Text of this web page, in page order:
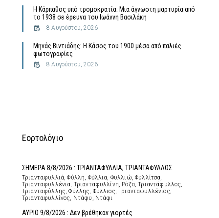
Η Κάρπαθος υπό τρομοκρατία: Μια άγνωστη μαρτυρία από
το 1938 σε έρευνα του Ιωάννη Βασιλάκη
8 Αυγούστου, 2026
Μηνάς Βιντιάδης: Η Κάσος του 1900 μέσα από παλιές
φωτογραφίες
8 Αυγούστου, 2026
Εορτολόγιο
ΣΗΜΕΡΑ 8/8/2026 : ΤΡΙΑΝΤΑΦΥΛΛΙΑ, ΤΡΙΑΝΤΑΦΥΛΛΟΣ
Τριανταφυλλιά, Φύλλη, Φύλλια, Φυλλιώ, Φυλλίτσα,
Τριανταφυλλένια, Τριανταφυλλίνη, Ρόζα, Τριαντάφυλλος,
Τριανταφύλλης, Φύλλης, Φύλλιος, Τριανταφυλλένιος,
Τριανταφυλλίνος, Ντάφυ, Ντάφι
ΑΥΡΙΟ 9/8/2026 : Δεν βρέθηκαν γιορτές